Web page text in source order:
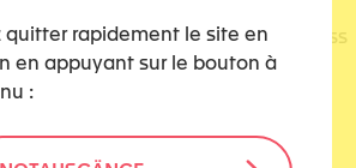
quitter rapidement le site en
en appuyant sur le bouton à
:
nationale Schritt auch ist, es muss
NGOs, kantonale Stellen,
haben nicht auf eine